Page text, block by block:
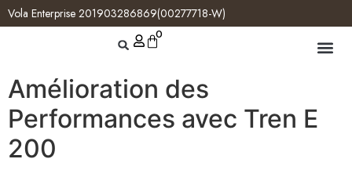
Vola Enterprise 201903286869(00277718-W)
0
Amélioration des
Performances avec Tren E
200